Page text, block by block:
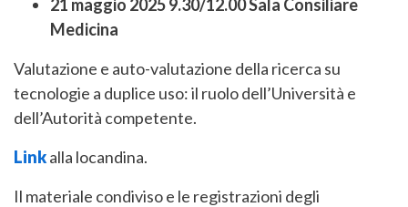
21 maggio 2025 9.30/12.00 Sala Consiliare
Medicina
Valutazione e auto-valutazione della ricerca su
tecnologie a duplice uso: il ruolo dell’Università e
dell’Autorità competente.
Linkalla locandina.
Il materiale condiviso e le registrazioni degli